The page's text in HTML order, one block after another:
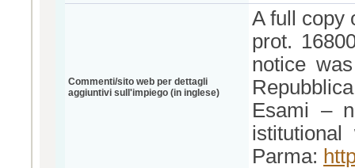
Commenti/sito web per dettagli
aggiuntivi sull'impiego (in inglese)
A full copy
prot.
notice
Esami –
Parma: